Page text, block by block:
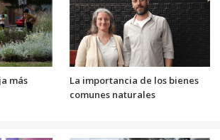
más
La importancia de los bienes
comunes naturales